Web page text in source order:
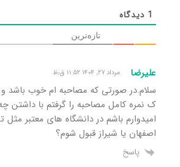
1 دیدگاه
تازه‌ترین
علیرضا مرداد ۲۷, ۱۴۰۴ ۱۱:۵۲ ق٫ظ
سلام.در صورتی که مصاحبه ام خوب باشد و
ک نمره کامل مصاحبه را گرفتم با داشتن
امیدوارم باشم در دانشگاه های معتبر مثل
اصفهان یا شیراز قبول شوم؟
پاسخ